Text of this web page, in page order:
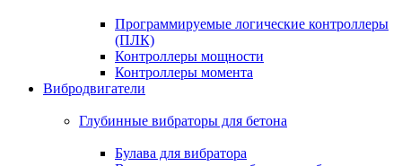
Программируемые логические контроллеры
(ПЛК)
Контроллеры мощности
Контроллеры момента
Вибродвигатели
Глубинные вибраторы для бетона
Булава для вибратора